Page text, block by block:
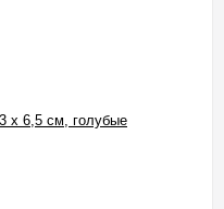
х 6,5 см, голубые